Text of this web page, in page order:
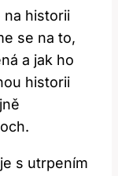
na historii
se na to,
a jak ho
historii
s utrpením